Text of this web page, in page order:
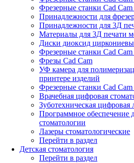
Фрезерные станки Cad
Принадлежности для
Принадлежности для 3Д
Материалы для 3Д печати
Диски диоксид
Фрезерные станки Cad
Фрезы Cad Cam
УФ камера для
принтере изделий
Фрезерные станки Cad Cam
Врачебная цифровая
Зуботехническая цифровая
Программное обеспечение
стоматологии
Лазеры стоматологические
Перейти в раздел
Детская стоматология
Перейти в раздел